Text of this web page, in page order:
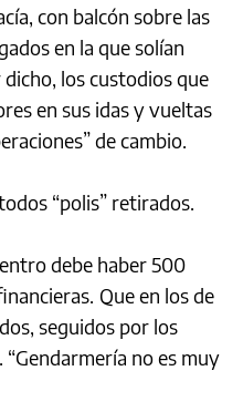
con balcón sobre las
en la que solían
los custodios que
en sus idas y vueltas
de cambio.
“polis” retirados.
debe haber 500
Que en los de
seguidos por los
“Gendarmería no es muy